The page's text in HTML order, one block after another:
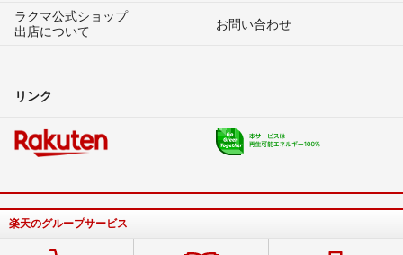
ラクマ公式ショップ
出店について
お問い合わせ
リンク
楽天のグループサービス